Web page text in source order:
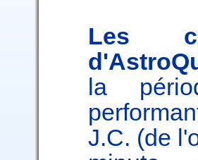
Les
la
J.C. (de